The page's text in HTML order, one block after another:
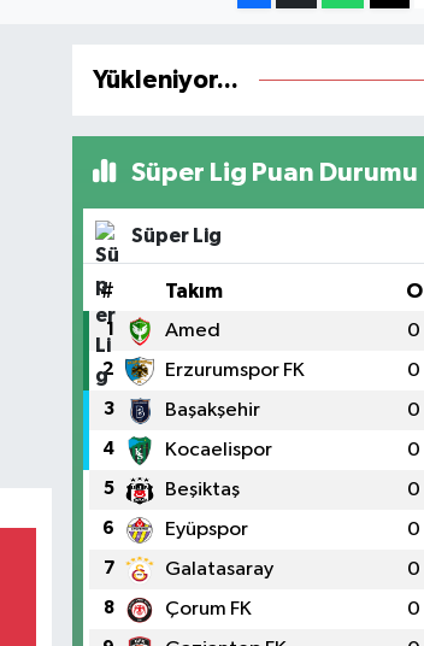
Yükleniyor...
Süper Lig Puan Durumu
Süper Lig
# Takım O
1 Amed 0
2 Erzurumspor FK 0
3 Başakşehir 0
4 Kocaelispor 0
5 Beşiktaş 0
6 Eyüpspor 0
7 Galatasaray 0
8 Çorum FK 0